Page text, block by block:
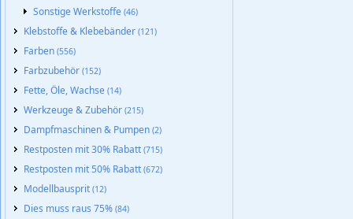
Sonstige Werkstoffe (46)
Klebstoffe & Klebebänder (121)
Farben (556)
Farbzubehör (152)
Fette, Öle, Wachse (14)
Werkzeuge & Zubehör (215)
Dampfmaschinen & Pumpen (2)
Restposten mit 30% Rabatt (715)
Restposten mit 50% Rabatt (672)
Modellbausprit (12)
Dies muss raus 75% (84)